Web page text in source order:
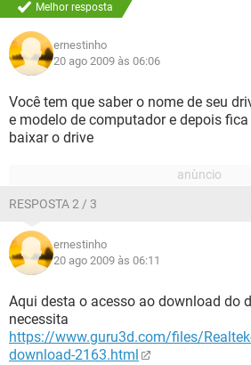
Melhor resposta
ernestinho
20 ago 2009 às 06:06
Você tem que saber o nome de seu
e modelo de computador e depois
baixar o drive
RESPOSTA 2 / 3
ernestinho
20 ago 2009 às 06:11
Aqui desta o acesso ao download do
necessita
https://www.guru3d.com/files/
download-2163.html